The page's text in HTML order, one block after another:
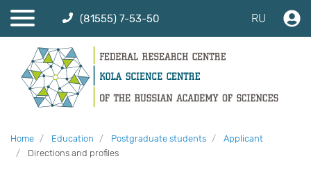
(81555) 7-53-50 RU
Home Education Postgraduate students
Applicant
Directions and profiles